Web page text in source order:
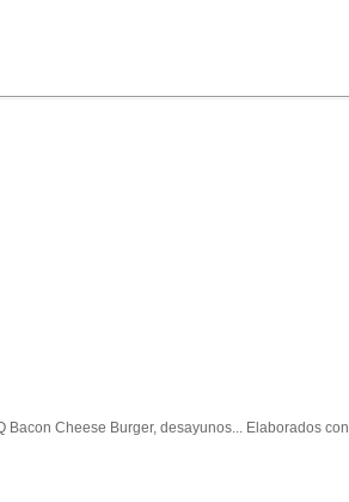
Cheese Burger, desayunos... Elaborados con